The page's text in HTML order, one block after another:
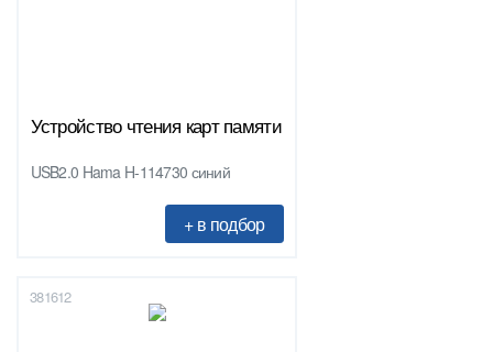
Устройство чтения карт памяти
USB2.0 Hama H-114730 синий
381612